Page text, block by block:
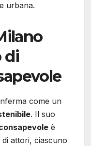
urbana.
di
come un
. Il suo
è
attori, ciascuno